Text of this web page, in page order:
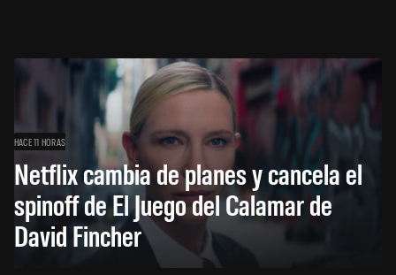
HACE 11 HORAS
Netflix cambia de planes y cancela el
spinoff de El Juego del Calamar de
David Fincher